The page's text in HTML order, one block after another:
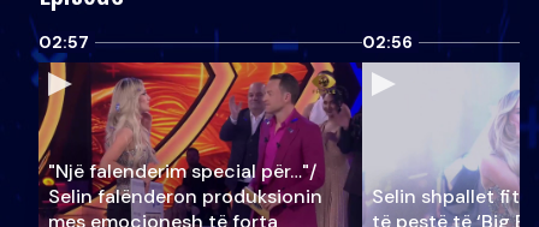
02:57
"Një falenderim special për…"/
Selin falënderon produksionin
mes emocionesh të forta
02:56
Selin shpallet
të pestë të ‘Big